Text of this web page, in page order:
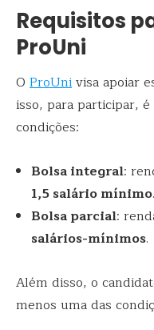
Requisitos
ProUni
O ProUnivisa apoiar
isso, para participar,
condições:
Bolsa integral:
1,5 salário mínimo.
Bolsa parcial:
salários-mínimos.
Além disso, o
menos uma das